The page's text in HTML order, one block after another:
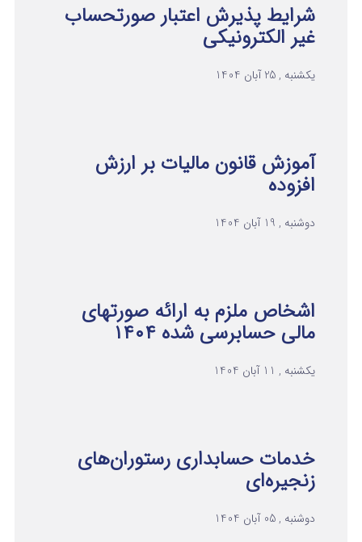
شرایط پذیرش اعتبار صورتحساب
غیر الکترونیکی
یکشنبه , 25 آبان 1404
آموزش قانون مالیات بر ارزش
افزوده
دوشنبه , 19 آبان 1404
اشخاص ملزم به ارائه صورتهای
مالی حسابرسی شده ۱۴۰۴
یکشنبه , 11 آبان 1404
خدمات حسابداری رستوران‌های
زنجیره‌ای
دوشنبه , 05 آبان 1404